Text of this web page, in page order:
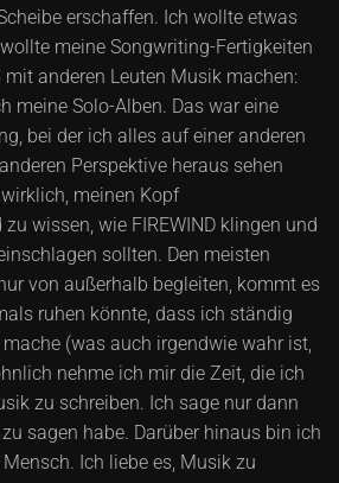
erschaffen. Ich wollte etwas
meine Songwriting-Fertigkeiten
anderen Leuten Musik machen:
meine Solo-Alben. Das war eine
bei der ich alles auf einer anderen
Perspektive heraus sehen
meinen Kopf
wissen, wie FIREWIND klingen und
sollten. Den meisten
von außerhalb begleiten, kommt es
ruhen könnte, dass ich ständig
(was auch irgendwie wahr ist,
nehme ich mir die Zeit, die ich
zu schreiben. Ich sage nur dann
sagen habe. Darüber hinaus bin ich
Ich liebe es, Musik zu